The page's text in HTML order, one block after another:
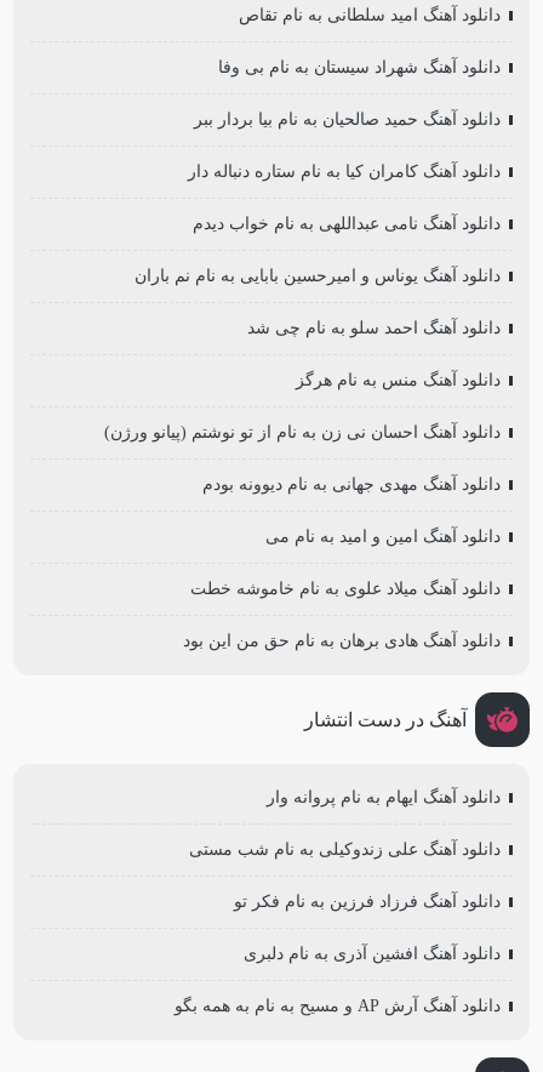
دانلود آهنگ امید سلطانی به نام تقاص
دانلود آهنگ شهراد سیستان به نام بی وفا
دانلود آهنگ حمید صالحیان به نام بیا بردار ببر
دانلود آهنگ کامران کیا به نام ستاره دنباله دار
دانلود آهنگ نامی عبداللهی به نام خواب دیدم
دانلود آهنگ یوناس و امیرحسین بابایی به نام نم باران
دانلود آهنگ احمد سلو به نام چی شد
دانلود آهنگ منس به نام هرگز
دانلود آهنگ احسان نی زن به نام از تو نوشتم (پیانو ورژن)
دانلود آهنگ مهدی جهانی به نام دیوونه بودم
دانلود آهنگ امین و امید به نام می
دانلود آهنگ میلاد علوی به نام خاموشه خطت
دانلود آهنگ هادی برهان به نام حق من این بود
آهنگ در دست انتشار
دانلود آهنگ ایهام به نام پروانه وار
دانلود آهنگ علی زندوکیلی به نام شب مستی
دانلود آهنگ فرزاد فرزین به نام فکر تو
دانلود آهنگ افشین آذری به نام دلبری
دانلود آهنگ آرش AP و مسیح به نام به همه بگو